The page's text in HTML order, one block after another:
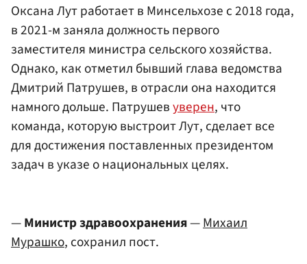
Оксана Лут работает в Минсельхозе с 2018 года,
в 2021-м заняла должность первого
заместителя министра сельского хозяйства.
Однако, как отметил бывший глава ведомства
Дмитрий Патрушев, в отрасли она находится
намного дольше. Патрушевуверен, что
команда, которую выстроит Лут, сделает все
для достижения поставленных президентом
задач в указе о национальных целях.
—Министр здравоохранения—Михаил
Мурашко, сохранил пост.